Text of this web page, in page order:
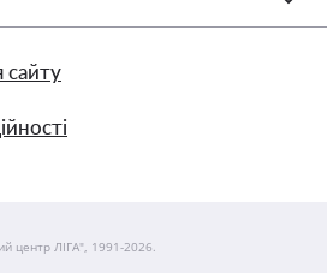
сайту
центр ЛІГА", 1991-2026.